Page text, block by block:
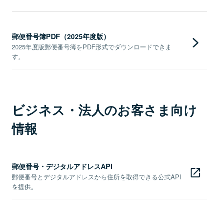
郵便番号簿PDF（2025年度版）
2025年度版郵便番号簿をPDF形式でダウンロードできま
す。
ビジネス・法人のお客さま向け
情報
郵便番号・デジタルアドレスAPI
郵便番号とデジタルアドレスから住所を取得できる公式API
を提供。